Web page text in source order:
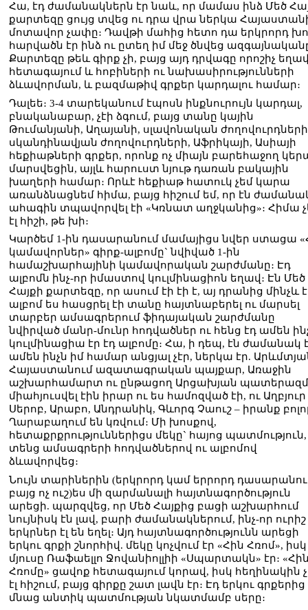
Հա, էդ ժամանակներն էր նաև, որ մամաս ինձ Մեծ
քարտեզը ցույց տվեց ու դրա վրա ներկա
մոտավոր չափը։ Դավթի մահից հետո դա երկրորդ
հարվածն էր ինձ ու ըտեղ իմ մեջ ծնվեց
Քարտեզը թեև գիրք չի, բայց այդ դրվագը որոշիչ
հետագայում և հոբիների ու նախասիրությունների
ձևավորման, և բազմաթիվ գրքեր կարդալու համար։
Դալեե։ 3-4 տարեկանում էպոսն ինքնուրույն կարդալ,
բնականաբար, չէի ձգում, բայց տանը կային
Թումանյանի, Աղայանի, սլավոնական
սկանդինավյան ժողովուրդների, Աֆրիկայի, Ասիայի
հեքիաթների գրքեր, որոնք ոչ միայն բարեհաջող
մարսվեցին, այլև հարուստ նյութ դառան բակային
խաղերի համար։ Որևէ հեքիաթ հատուկ չեմ կարա
առանձնացնեմ հիմա, բայց հիշում եմ, որ էն
ահագին տպավորվել էի «Կռնատ աղջկանից»։ Հիմա
էլ հիշի, թե խի։
Կարծեմ 1-ին դասարանում մամայիցս նվեր ստացա
կամավորներ» գիրք-ալբոմը` նվիված 1-ին
համաշխարհայինի կամավորական շարժմանը։ Էդ
ալբոմն ինչ-որ իմաստով կուլմինացիոն եղավ։ Էն Մեծ
Հայքի քարտեզը, որ ասում էի էի է, այ դրանից մինչև
ալբոմ ես հասցրել էի տանը հայտնաբերել ու մարսել
տարբեր ամսագրերում ֆիդայական շարժմանը
նվիրված մանր-մունր հոդվածներ ու հենց էդ ամեն
կուլմինացիա էր էդ ալբոմը։ Հա, ի դեպ, էն ժամանակ
ամեն ինչն իմ համար անցյալ չէր, ներկա էր.
Հայաստանում ազատագրական պայքար, Առաջին
աշխարհամարտ ու ընթացող Արցախյան պատերազմ
միահյուսվել էին իրար ու ես համոզված էի, ու Աղբյուր
Սերոբ, Արաբո, Անդրանիկ, Գևորգ Չաուշ – իրանք
Ղարաբաղում են կռվում։ Մի խոսքով,
հետաքրքրություններիցս մեկը` հայոց պատմություն,
տենց ամսագրերի հոդվածներով ու ալբոմով
ձևավորվեց։
Նույն տարիներին (երկրորդ կամ երրորդ
բայց ոչ ուշ)ես մի զարմանալի հայտնագործություն
արեցի. պարզվեց, որ Մեծ Հայքից բացի աշխարհում
նույնիսկ էն լավ, բարի ժամանակներում, ինչ-որ ուրիշ
երկրներ էլ են եղել։ Այդ հայտնագործությունն արեցի
երկու գրքի շնորհիվ. մեկը կոչվում էր «Հին Հռոմ», իսկ
մյուսը Ռաֆաելլո Ջովանիոլլիի «Սպարտակն» էր։
Հռոմը» ցավոք հետագայում կորավ, իսկ հեղինակին
էլ հիշում, բայց գիրքը շատ լավն էր։ Էդ երկու գրքերից
մնաց անտիկ պատմության նկատմամբ սերը։